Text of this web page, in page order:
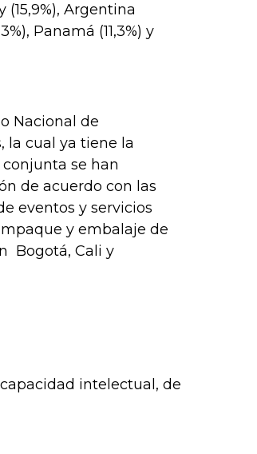
(15,9%), Argentina
Panamá (11,3%) y
Nacional de
la cual ya tiene la
se han
de acuerdo con las
eventos y servicios
y embalaje de
Bogotá, Cali y
intelectual, de